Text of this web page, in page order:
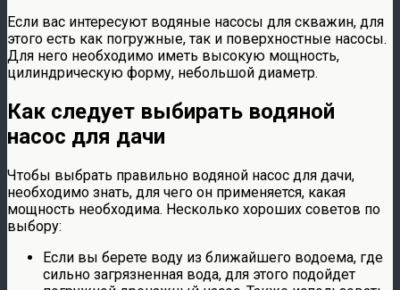
Если вас интересуют водяные насосы для скважин, для
этого есть как погружные, так и поверхностные насосы.
Для него необходимо иметь высокую мощность,
цилиндрическую форму, небольшой диаметр.
Как следует выбирать водяной
насос для дачи
Чтобы выбрать правильно водяной насос для дачи,
необходимо знать, для чего он применяется, какая
мощность необходима. Несколько хороших советов по
выбору:
Если вы берете воду из ближайшего водоема, где
сильно загрязненная вода, для этого подойдет